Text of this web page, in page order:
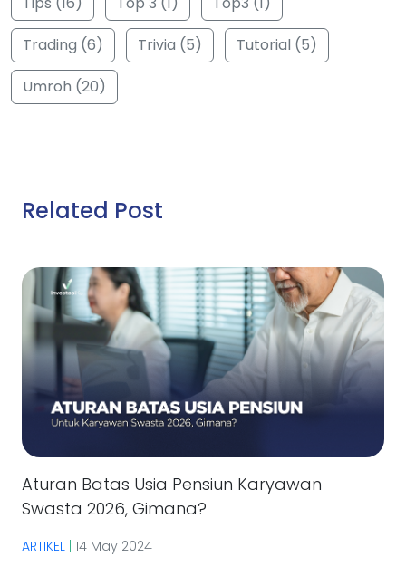
Trading (6)
Trivia (5)
Tutorial (5)
Umroh (20)
Related Post
Aturan Batas Usia Pensiun Karyawan
Swasta 2026, Gimana?
ARTIKEL 14 May 2024